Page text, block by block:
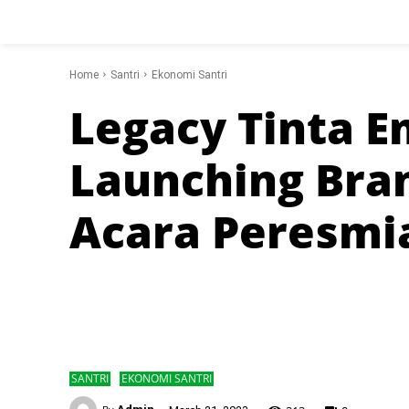
Home Santri Ekonomi Santri
Legacy Tinta
Launching
Acara
SANTRI EKONOMI SANTRI